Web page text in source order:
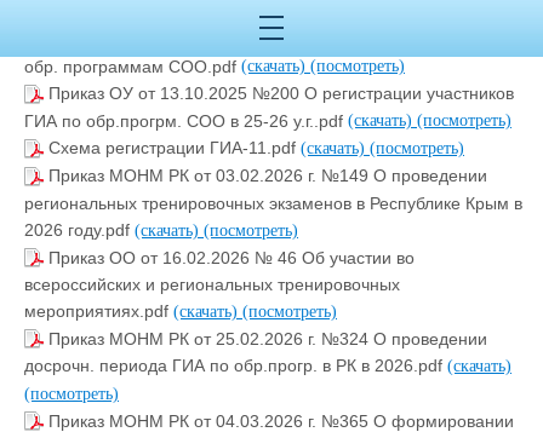
ГИА по обр. программам СОО.pdf
Приказ ОО от 08.10.2025 № 309 О регистрации на ГИА по
обр. программам СОО.pdf (скачать) (посмотреть)
Приказ ОУ от 13.10.2025 №200 О регистрации участников
ГИА по обр.прогрм. СОО в 25-26 у.г..pdf (скачать) (посмотреть)
Схема регистрации ГИА-11.pdf (скачать) (посмотреть)
Приказ МОНМ РК от 03.02.2026 г. №149 О проведении
региональных тренировочных экзаменов в Республике Крым в
2026 году.pdf (скачать) (посмотреть)
Приказ ОО от 16.02.2026 № 46 Об участии во
всероссийских и региональных тренировочных
мероприятиях.pdf (скачать) (посмотреть)
Приказ МОНМ РК от 25.02.2026 г. №324 О проведении
досрочн. периода ГИА по обр.прогр. в РК в 2026.pdf (скачать)
(посмотреть)
Приказ МОНМ РК от 04.03.2026 г. №365 О формировании